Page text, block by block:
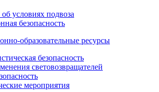
условиях подвоза
безопасность
образовательные ресурсы
безопасность
световозвращателей
мероприятия